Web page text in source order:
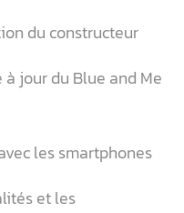
du constructeur
jour du Blue and Me
les smartphones
et les